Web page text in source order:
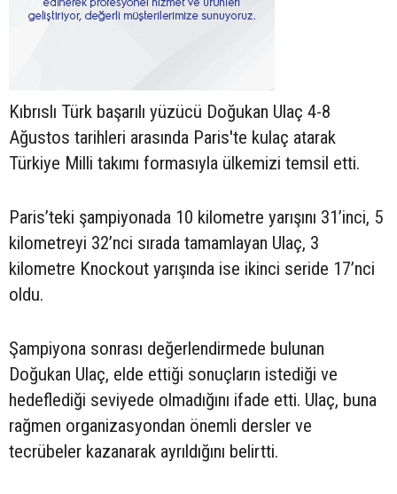
Kıbrıslı Türk başarılı yüzücü Doğukan Ulaç 4-8
Ağustos tarihleri arasında Paris'te kulaç atarak
Türkiye Milli takımı formasıyla ülkemizi temsil etti.
Paris’teki şampiyonada 10 kilometre yarışını 31’inci, 5
kilometreyi 32’nci sırada tamamlayan Ulaç, 3
kilometre Knockout yarışında ise ikinci seride 17’nci
oldu.
Şampiyona sonrası değerlendirmede bulunan
Doğukan Ulaç, elde ettiği sonuçların istediği ve
hedeflediği seviyede olmadığını ifade etti. Ulaç, buna
rağmen organizasyondan önemli dersler ve
tecrübeler kazanarak ayrıldığını belirtti.